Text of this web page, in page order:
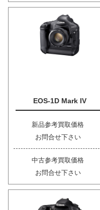
EOS-1D Mark IV
新品参考買取価格
お問合せ下さい
中古参考買取価格
お問合せ下さい